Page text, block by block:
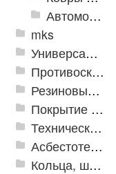
Автомобильные коврики
mks
Универсальные модульные покрытия
Противоскользящая защита для лестниц, профили, ленты
Резиновые и ПВХ дорожки
Покрытие из резиновой крошки
Техническая резина
Асбестотехнические и теплоизоляционные материалы
Кольца, шайбы, манжеты